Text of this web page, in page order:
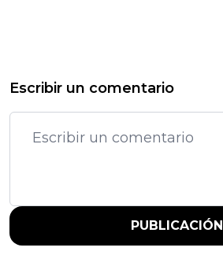
Escribir un comentario
PUBLICACIÓN